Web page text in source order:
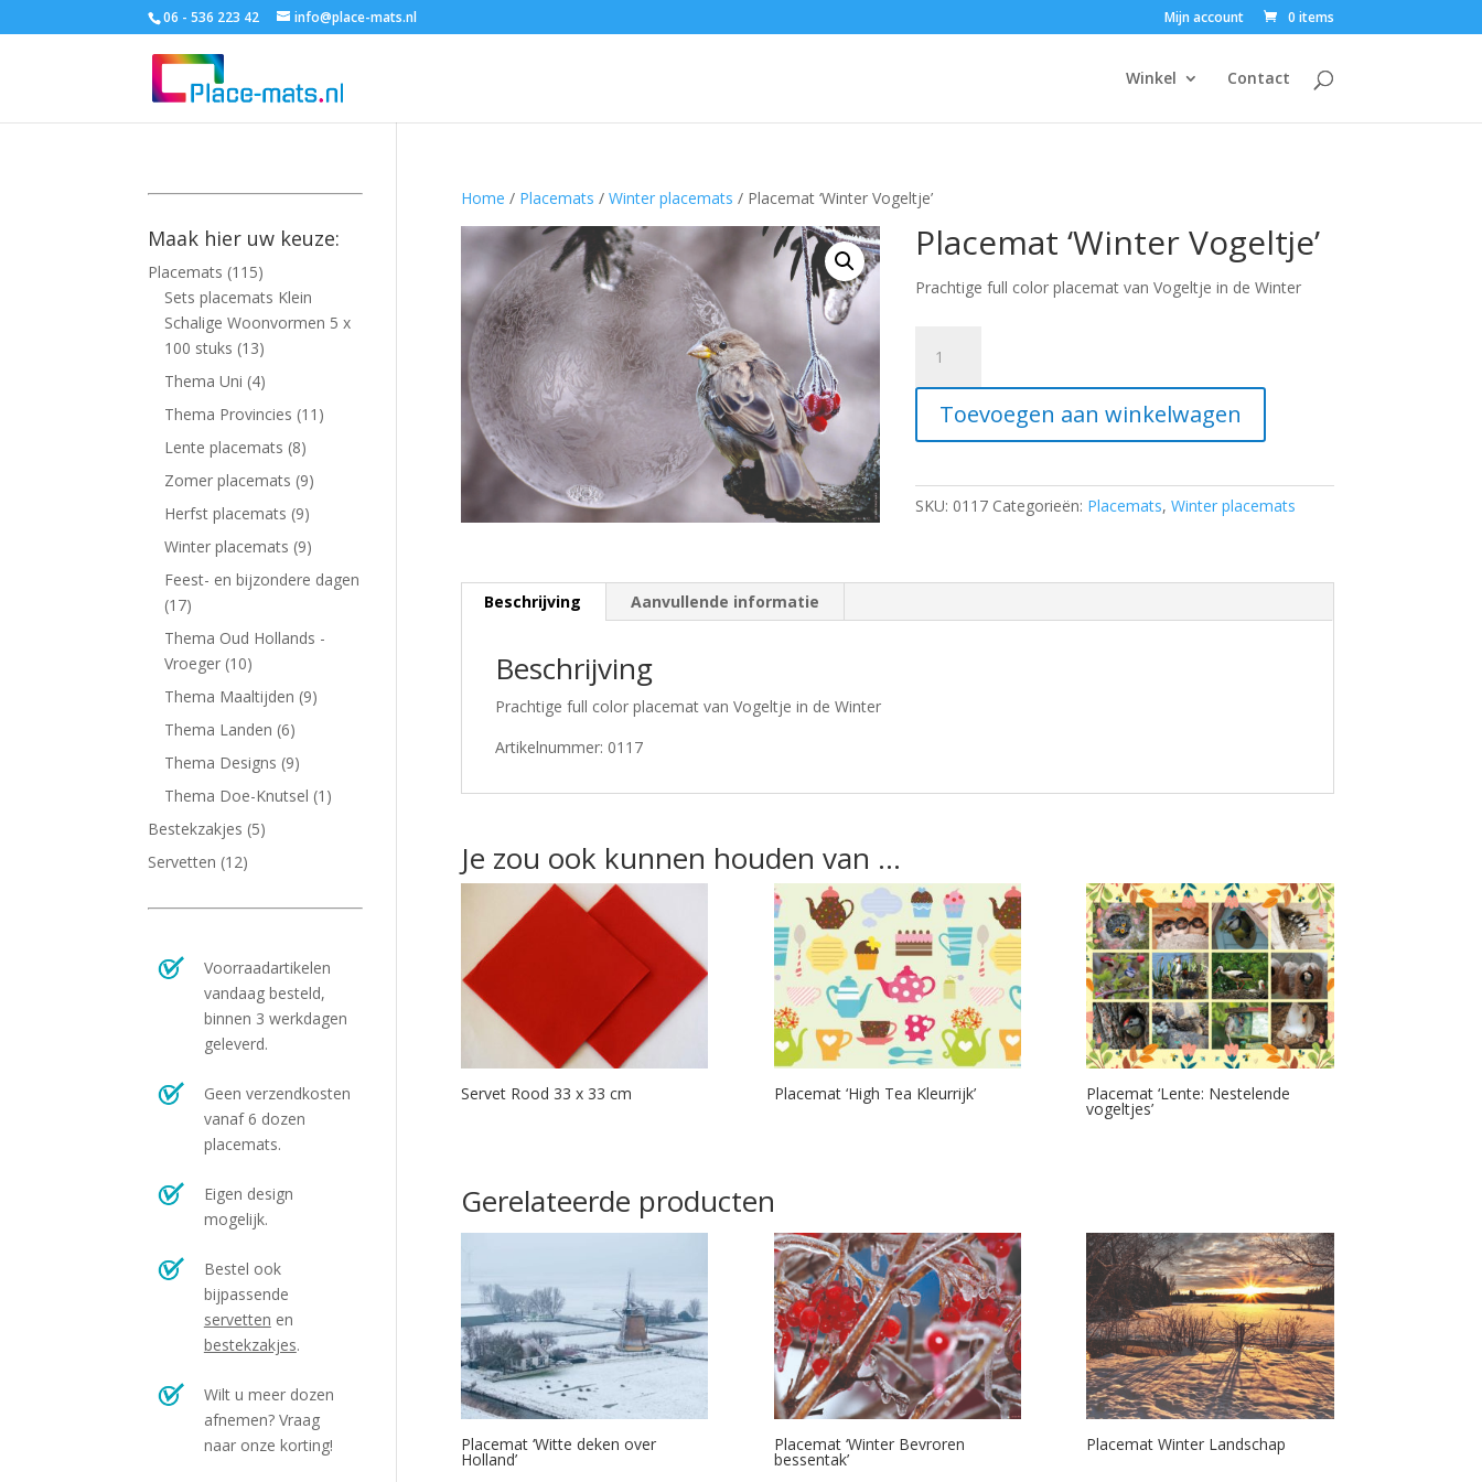
06 - 536 223 42 info@place-mats.nl Mijn account 0 items
Winkel Contact
Home / Placemats / Winter placemats / Placemat ‘Winter Vogeltje’
Placemat ‘Winter Vogeltje’
Prachtige full color placemat van Vogeltje in de Winter
'Winter
Vogeltje'
aantalToevoegen aan winkelwagen
SKU: 0117 Categorieën: Placemats, Winter placemats
Beschrijving Aanvullende informatie
Beschrijving
Prachtige full color placemat van Vogeltje in de Winter
Artikelnummer: 0117
Je zou ook kunnen houden van …
Servet Rood 33 x 33 cm Placemat ‘High Tea Kleurrijk’ Placemat ‘Lente: Nestelende
vogeltjes’
Gerelateerde producten
Placemat ‘Witte deken over
Holland’
Placemat ‘Winter Bevroren
bessentak’
Placemat Winter Landschap
Maak hier uw keuze:
Placemats (115)
Sets placemats Klein
Schalige Woonvormen 5 x
100 stuks (13)
Thema Uni (4)
Thema Provincies (11)
Lente placemats (8)
Zomer placemats (9)
Herfst placemats (9)
Winter placemats (9)
Feest- en bijzondere dagen
(17)
Thema Oud Hollands -
Vroeger (10)
Thema Maaltijden (9)
Thema Landen (6)
Thema Designs (9)
Thema Doe-Knutsel (1)
Bestekzakjes (5)
Servetten (12)
Voorraadartikelen
vandaag besteld,
binnen 3 werkdagen
geleverd.
Geen verzendkosten
vanaf 6 dozen
placemats.
Eigen design
mogelijk.
Bestel ook
bijpassende
servetten en
bestekzakjes.
Wilt u meer dozen
afnemen? Vraag
naar onze korting!